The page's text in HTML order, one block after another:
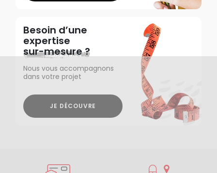
Besoin d’une
expertise
sur-mesure ?
Nous vous accompagnons
dans votre projet
JE DÉCOUVRE